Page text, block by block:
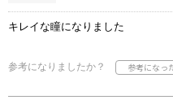
キレイな瞳になりました
参考になりましたか？